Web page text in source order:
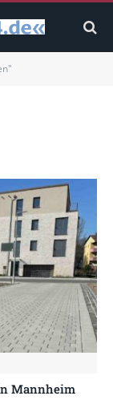
Mannheim